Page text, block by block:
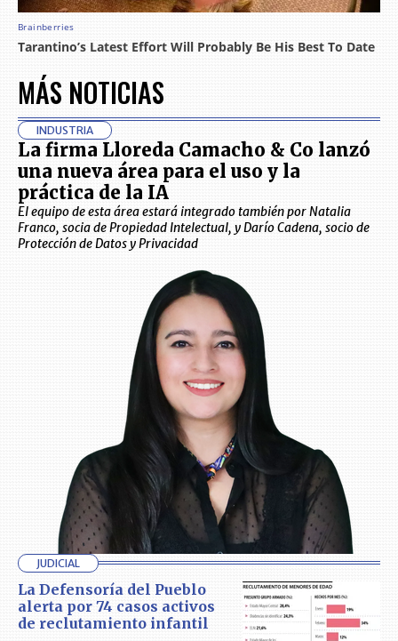
MÁS NOTICIAS
INDUSTRIA
La firma Lloreda Camacho & Co lanzó
una nueva área para el uso y la
práctica de la IA
El equipo de esta área estará integrado también por Natalia
Franco, socia de Propiedad Intelectual, y Darío Cadena, socio de
Protección de Datos y Privacidad
JUDICIAL
La Defensoría del Pueblo
alerta por 74 casos activos
de reclutamiento infantil